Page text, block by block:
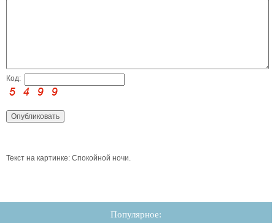
Код:
Текст на картинке: Спокойной ночи.
Популярное: